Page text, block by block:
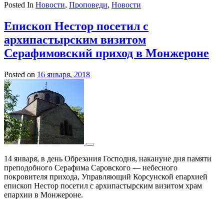
Posted In Новости, Проповеди, Новости
Епископ Нестор посетил с
архипастырским визитом
Серафимовский приход в Монжероне
Posted on 16 января, 2018
14 января, в день Обрезания Господня, накануне дня памяти
преподобного Серафима Саровского — небесного
покровителя прихода, Управляющий Корсунской епархией
епископ Нестор посетил с архипастырским визитом храм
епархии в Монжероне.